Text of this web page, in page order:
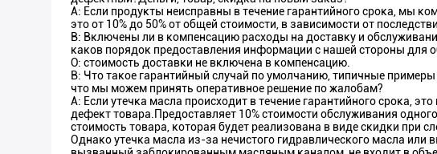
A: Если продукты неисправны в течение гарантийного срока, мы
это от 10% до 50% от общей стоимости, в зависимости от
В: Включены ли в компенсацию расходы на доставку и
каков порядок предоставления информации с нашей стороны для
О: стоимость доставки не включена в компенсацию.
В: Что такое гарантийный случай по умолчанию, типичные
что мы можем принять оперативное решение по жалобам?
A: Если утечка масла происходит в течение гарантийного срока,
дефект товара.Предоставляет 10% стоимости обслуживания одного
стоимость товара, которая будет реализована в виде скидки при
Однако утечка масла из-за нечистого гидравлического масла или